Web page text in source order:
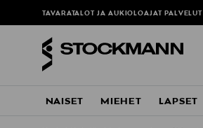
TAVARATALOT JA AUKIOLOAJAT PALVELUT
NAISET MIEHET LAPSET